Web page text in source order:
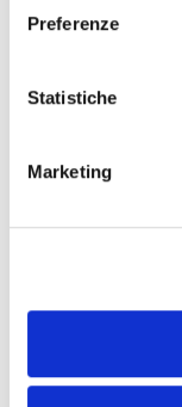
Preferenze
Statistiche
Marketing